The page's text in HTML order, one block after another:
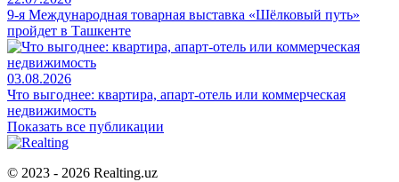
9-я Международная товарная выставка «Шёлковый путь»
пройдет в Ташкенте
03.08.2026
Что выгоднее: квартира, апарт-отель или коммерческая
недвижимость
Показать все публикации
© 2023 - 2026 Realting.uz